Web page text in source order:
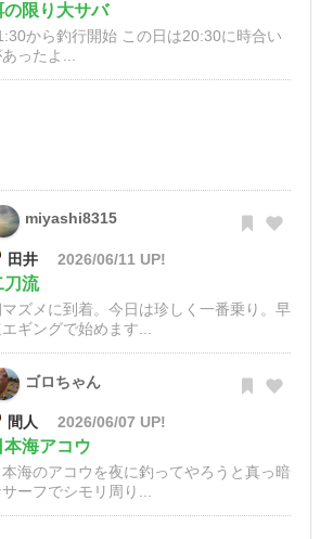
の限り大サバ
から釣行開始 この日は20:30に時合い
ったよ...
miyashi8315
田井 2026/06/11 UP!
刀流
ズメに到着。今日は珍しく一番乗り。早
ギングで始めます...
ゴロちゃん
間人 2026/06/07 UP!
本海アコウ
本海のアコウを夜に釣ってやろうと真っ暗
ーフでシモリ周り...